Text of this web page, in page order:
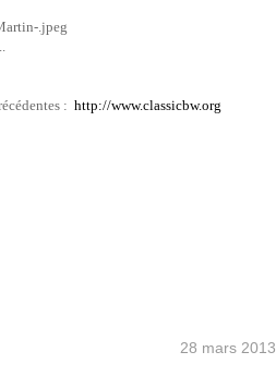
: http://www.classicbw.org
28 mars 2013